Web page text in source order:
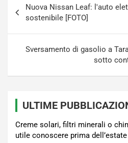
articoli
Nuova Nissan Leaf: l'auto
sostenibile [FOTO]
Sversamento di gasolio a
sotto
ULTIME
Creme solari, filtri minerali o
utile conoscere prima dell’estate